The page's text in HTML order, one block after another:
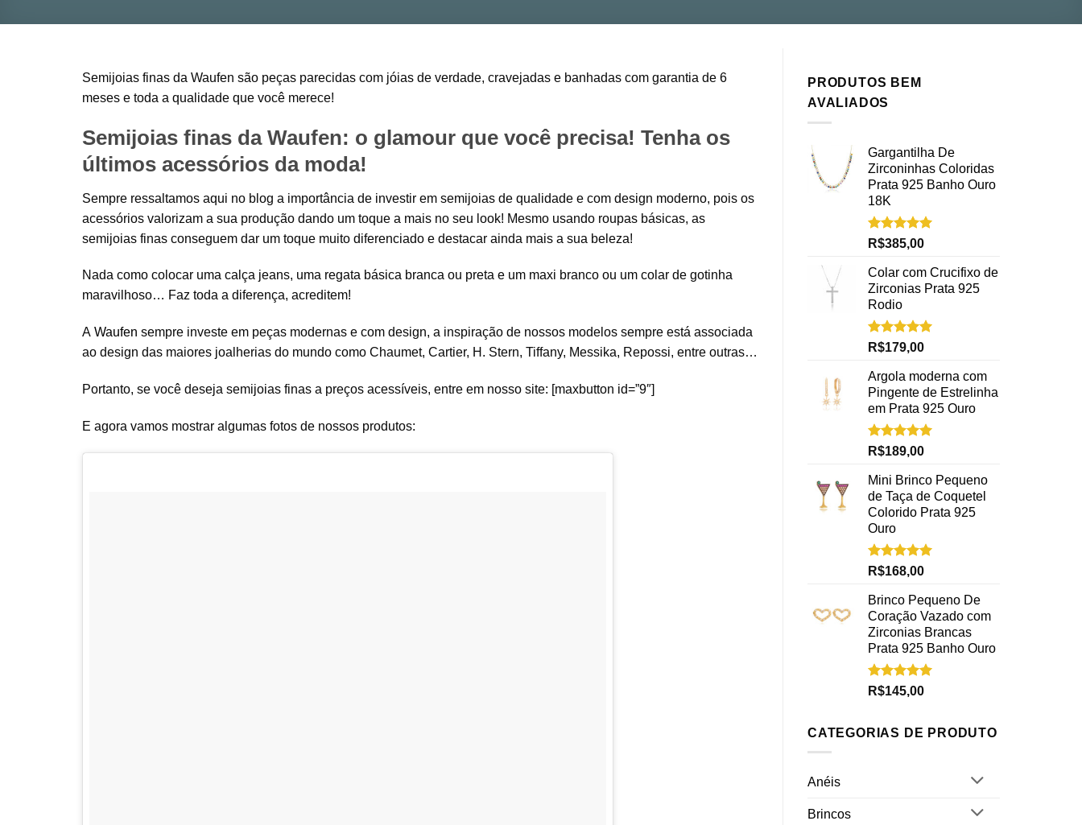
Semijoias finas da Waufen são peças parecidas com jóias de verdade, cravejadas e banhadas com garantia de 6
meses e toda a qualidade que você merece!
Semijoias finas da Waufen: o glamour que você precisa! Tenha os
últimos acessórios da moda!
Sempre ressaltamos aqui no blog a importância de investir em semijoias de qualidade e com design moderno, pois os
acessórios valorizam a sua produção dando um toque a mais no seu look! Mesmo usando roupas básicas, as
semijoias finas conseguem dar um toque muito diferenciado e destacar ainda mais a sua beleza!
Nada como colocar uma calça jeans, uma regata básica branca ou preta e um maxi branco ou um colar de gotinha
maravilhoso… Faz toda a diferença, acreditem!
A Waufen sempre investe em peças modernas e com design, a inspiração de nossos modelos sempre está associada
ao design das maiores joalherias do mundo como Chaumet, Cartier, H. Stern, Tiffany, Messika, Repossi, entre outras…
Portanto, se você deseja semijoias finas a preços acessíveis, entre em nosso site: [maxbutton id=”9″]
E agora vamos mostrar algumas fotos de nossos produtos:
PRODUTOS BEM
AVALIADOS
Gargantilha De
Zirconinhas Coloridas
Prata 925 Banho Ouro
18K
Avaliação
5.00
de 5
R$385,00
Colar com Crucifixo de
Zirconias Prata 925
Rodio
Avaliação
5.00
de 5
R$179,00
Argola moderna com
Pingente de Estrelinha
em Prata 925 Ouro
Avaliação
5.00
de 5
R$189,00
Mini Brinco Pequeno
de Taça de Coquetel
Colorido Prata 925
Ouro
Avaliação
5.00
de 5
R$168,00
Brinco Pequeno De
Coração Vazado com
Zirconias Brancas
Prata 925 Banho Ouro
Avaliação
5.00
de 5
R$145,00
CATEGORIAS DE PRODUTO
Anéis
Brincos